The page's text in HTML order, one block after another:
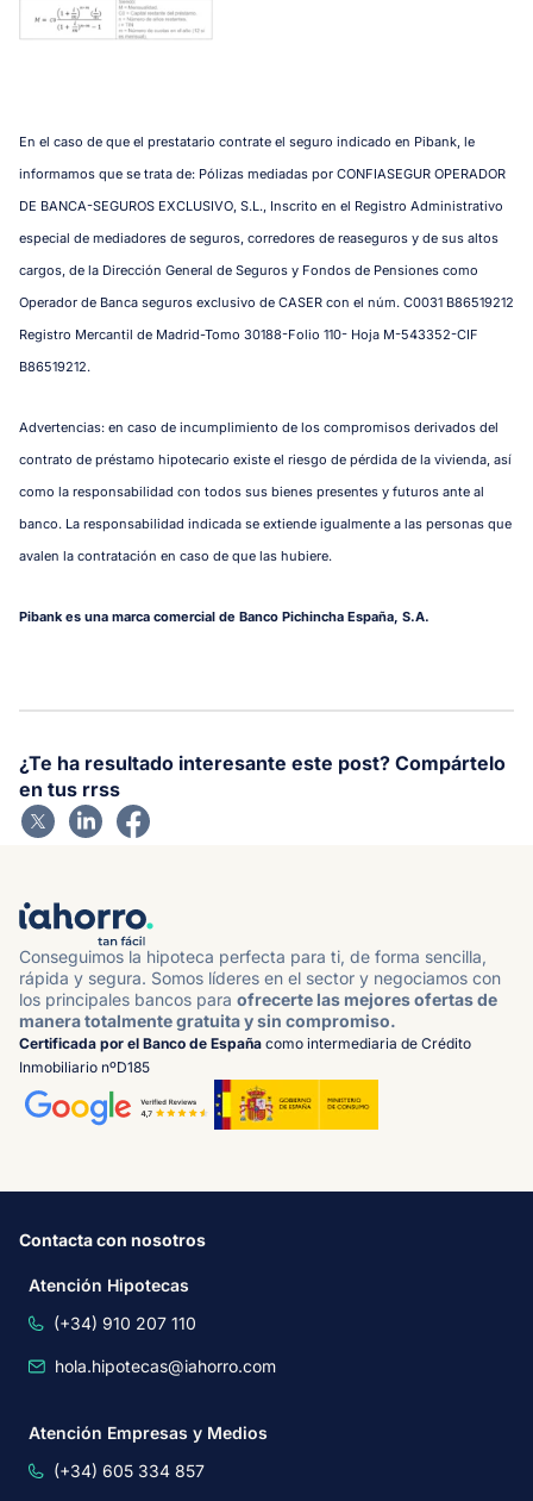
En el caso de que el prestatario contrate el seguro indicado en Pibank, le
informamos que se trata de: Pólizas mediadas por CONFIASEGUR OPERADOR
DE BANCA-SEGUROS EXCLUSIVO, S.L., Inscrito en el Registro Administrativo
especial de mediadores de seguros, corredores de reaseguros y de sus altos
cargos, de la Dirección General de Seguros y Fondos de Pensiones como
Operador de Banca seguros exclusivo de CASER con el núm. C0031 B86519212
Registro Mercantil de Madrid-Tomo 30188-Folio 110- Hoja M-543352-CIF
B86519212.
Advertencias: en caso de incumplimiento de los compromisos derivados del
contrato de préstamo hipotecario existe el riesgo de pérdida de la vivienda, así
como la responsabilidad con todos sus bienes presentes y futuros ante al
banco. La responsabilidad indicada se extiende igualmente a las personas que
avalen la contratación en caso de que las hubiere.
Pibank es una marca comercial de Banco Pichincha España, S.A.
¿Te ha resultado interesante este post? Compártelo
en tus rrss
Conseguimos la hipoteca perfecta para ti, de forma sencilla,
rápida y segura. Somos líderes en el sector y negociamos con
los principales bancos para ofrecerte las mejores ofertas de
manera totalmente gratuita y sin compromiso.
Certificada por el Banco de España como intermediaria de Crédito
Inmobiliario nºD185
Contacta con nosotros
Atención Hipotecas
(+34) 910 207 110
hola.hipotecas@iahorro.com
Atención Empresas y Medios
(+34) 605 334 857